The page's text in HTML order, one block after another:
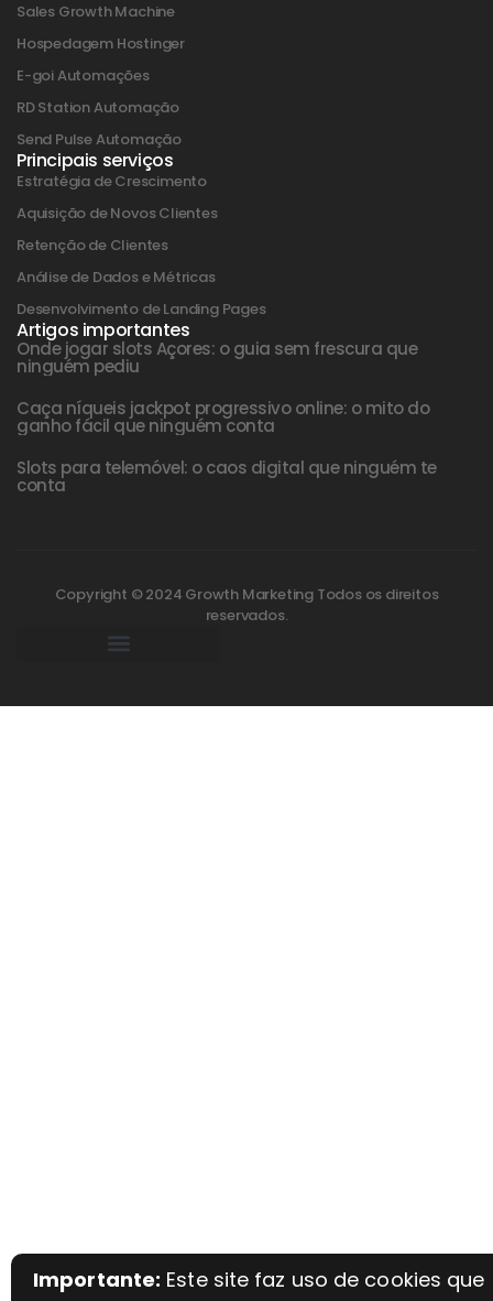
Sales Growth Machine
Hospedagem Hostinger
E-goi Automações
RD Station Automação
Send Pulse Automação
Principais serviços
Estratégia de Crescimento
Aquisição de Novos Clientes
Retenção de Clientes
Análise de Dados e Métricas
Desenvolvimento de Landing Pages
Artigos importantes
Onde jogar slots Açores: o guia sem frescura que
ninguém pediu
Caça níqueis jackpot progressivo online: o mito do
ganho fácil que ninguém conta
Slots para telemóvel: o caos digital que ninguém te
conta
Copyright © 2024 Growth Marketing Todos os direitos
reservados.
Importante: Este site faz uso de cookies que